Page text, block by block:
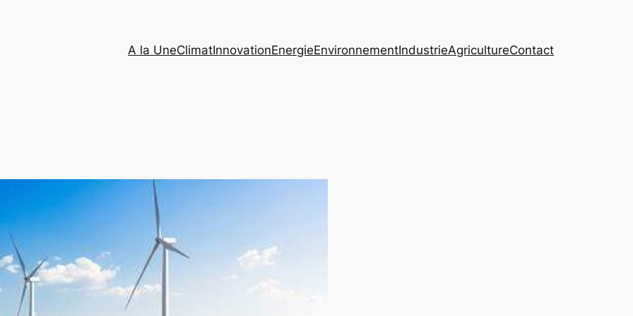
A la UneClimatInnovationEnergieEnvironnementIndustrieAgricultureContact